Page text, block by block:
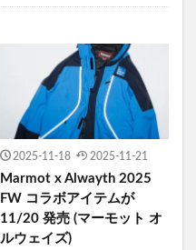
2025-11-18 2025-11-21
Marmot x Alwayth 2025
FW コラボアイテムが
11/20 発売 (マーモット オ
ルウェイズ)